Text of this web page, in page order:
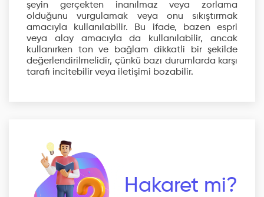
şeyin gerçekten inanılmaz veya zorlama
olduğunu vurgulamak veya onu sıkıştırmak
amacıyla kullanılabilir. Bu ifade, bazen espri
veya alay amacıyla da kullanılabilir, ancak
kullanırken ton ve bağlam dikkatli bir şekilde
değerlendirilmelidir, çünkü bazı durumlarda karşı
tarafı incitebilir veya iletişimi bozabilir.
Hakaret mi?